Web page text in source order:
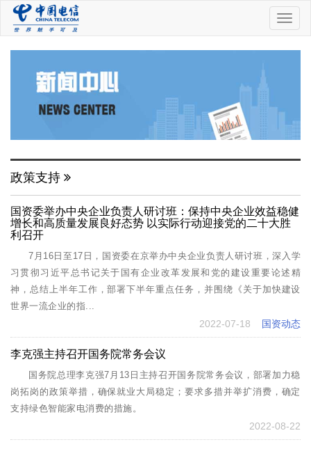
中
国
政策支持
国资委举办中央企业负责人研讨班：保持中央企业效益稳健
增长和高质量发展良好态势 以实际行动迎接党的二十大胜
利召开
7月16日至17日，国资委在京举办中央企业负责人研讨班，深入学
习贯彻习近平总书记关于国有企业改革发展和党的建设重要论述精
神，总结上半年工作，部署下半年重点任务，并围绕《关于加快建设
世界一流企业的指...
国资动态
2022-07-18
李克强主持召开国务院常务会议
国务院总理李克强7月13日主持召开国务院常务会议，部署加力稳
岗拓岗的政策举措，确保就业大局稳定；要求多措并举扩消费，确定
支持绿色智能家电消费的措施。
2022-08-22